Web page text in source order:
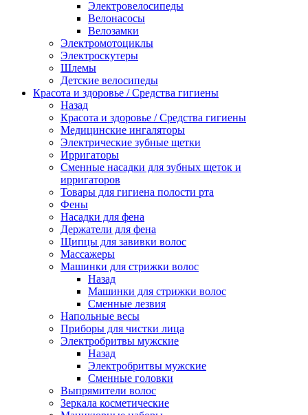
Электровелосипеды
Велонасосы
Велозамки
Электромотоциклы
Электроскутеры
Шлемы
Детские велосипеды
Красота и здоровье / Средства гигиены
Назад
Красота и здоровье / Средства гигиены
Медицинские ингаляторы
Электрические зубные щетки
Ирригаторы
Сменные насадки для зубных щеток и
ирригаторов
Товары для гигиена полости рта
Фены
Насадки для фена
Держатели для фена
Щипцы для завивки волос
Массажеры
Машинки для стрижки волос
Назад
Машинки для стрижки волос
Сменные лезвия
Напольные весы
Приборы для чистки лица
Электробритвы мужские
Назад
Электробритвы мужские
Сменные головки
Выпрямители волос
Зеркала косметические